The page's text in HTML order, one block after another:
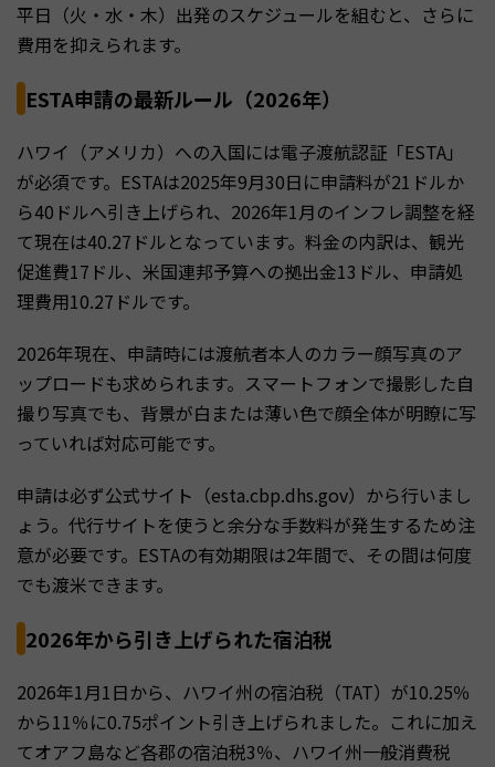
平日（火・水・木）出発のスケジュールを組むと、さらに
費用を抑えられます。
ESTA申請の最新ルール（2026年）
ハワイ（アメリカ）への入国には電子渡航認証「ESTA」
が必須です。ESTAは2025年9月30日に申請料が21ドルか
ら40ドルへ引き上げられ、2026年1月のインフレ調整を経
て現在は40.27ドルとなっています。料金の内訳は、観光
促進費17ドル、米国連邦予算への拠出金13ドル、申請処
理費用10.27ドルです。
2026年現在、申請時には渡航者本人のカラー顔写真のア
ップロードも求められます。スマートフォンで撮影した自
撮り写真でも、背景が白または薄い色で顔全体が明瞭に写
っていれば対応可能です。
申請は必ず公式サイト（esta.cbp.dhs.gov）から行いまし
ょう。代行サイトを使うと余分な手数料が発生するため注
意が必要です。ESTAの有効期限は2年間で、その間は何度
でも渡米できます。
2026年から引き上げられた宿泊税
2026年1月1日から、ハワイ州の宿泊税（TAT）が10.25％
から11％に0.75ポイント引き上げられました。これに加え
てオアフ島など各郡の宿泊税3％、ハワイ州一般消費税